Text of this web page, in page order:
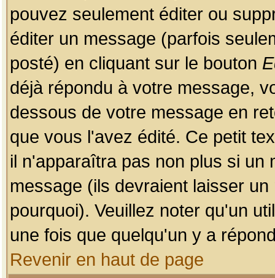
pouvez seulement éditer ou
éditer un message (parfois
posté) en cliquant sur le bouton
déjà répondu à votre message,
dessous de votre message en
que vous l'avez édité. Ce petit
il n'apparaîtra pas non plus si un
message (ils devraient laisser
pourquoi). Veuillez noter qu'un
une fois que quelqu'un y a
Revenir en haut de page